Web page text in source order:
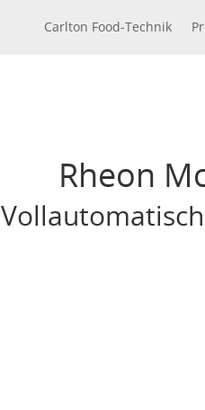
Carlton Food-Technik
Rheon